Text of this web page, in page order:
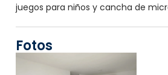
juegos para niños y cancha de
Fotos